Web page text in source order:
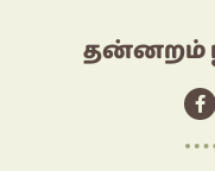
தன்னறம்